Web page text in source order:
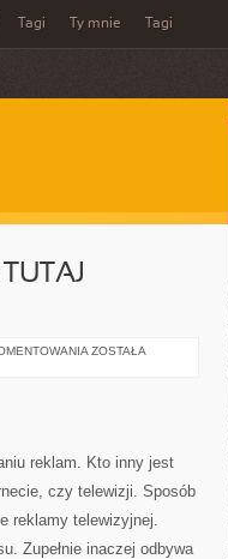
Tagi Ty mnie Tagi
CZYM
ZOSTAŁA
reklam. Kto inny jest
czy telewizji. Sposób
reklamy telewizyjnej.
Zupełnie inaczej odbywa